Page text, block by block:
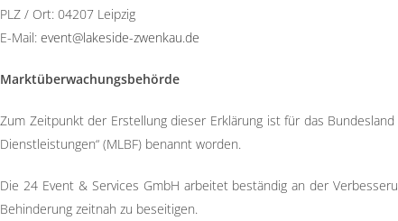
PLZ / Ort: 04207 Leipzig
E-Mail: event@lakeside-zwenkau.de
Marktüberwachungsbehörde
Zum Zeitpunkt der Erstellung dieser Erklärung ist für das
Dienstleistungen“ (MLBF) benannt worden.
Die 24 Event & Services GmbH arbeitet beständig an der
Behinderung zeitnah zu beseitigen.